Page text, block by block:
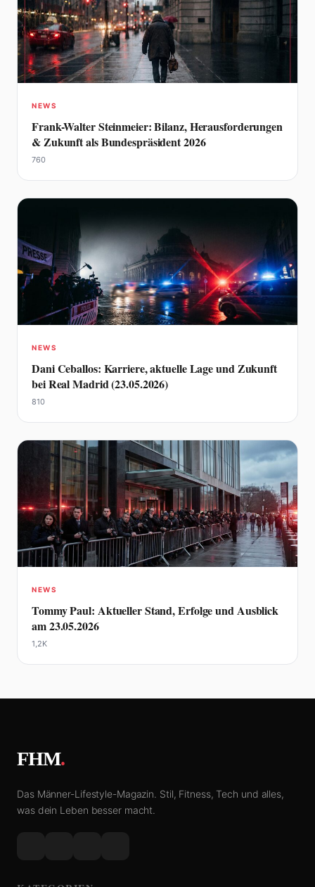
NEWS
Frank-Walter Steinmeier: Bilanz, Herausforderungen
& Zukunft als Bundespräsident 2026
760
NEWS
Dani Ceballos: Karriere, aktuelle Lage und Zukunft
bei Real Madrid (23.05.2026)
810
NEWS
Tommy Paul: Aktueller Stand, Erfolge und Ausblick
am 23.05.2026
1,2K
FHM.
Das Männer-Lifestyle-Magazin. Stil, Fitness, Tech und alles,
was dein Leben besser macht.